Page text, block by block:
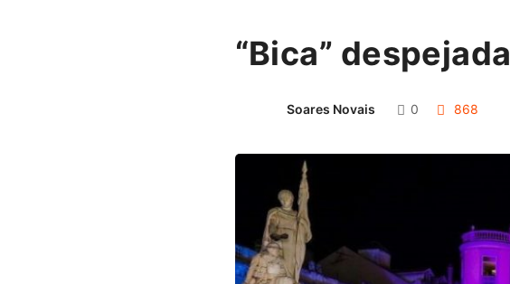
“Bica” despejada
Soares Novais 0 868